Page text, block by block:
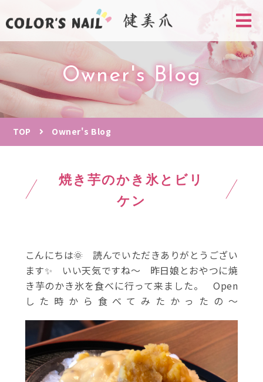
Owner's Blog
TOP Owner's Blog
焼き芋のかき氷とビリ
ケン
こんにちは🌞 読んでいただきありがとうござい
ます✨ いい天気ですね〜 昨日娘とおやつに焼
き芋のかき氷を食べに行って来ました。 Open
した時から食べてみたかったの〜